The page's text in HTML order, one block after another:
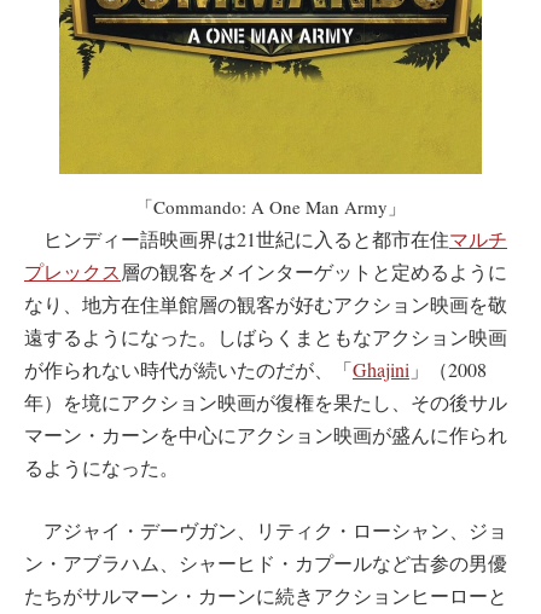
「Commando: A One Man Army」
ヒンディー語映画界は21世紀に入ると都市在住マルチ
プレックス層の観客をメインターゲットと定めるように
なり、地方在住単館層の観客が好むアクション映画を敬
遠するようになった。しばらくまともなアクション映画
が作られない時代が続いたのだが、「Ghajini 」（2008
年）を境にアクション映画が復権を果たし、その後サル
マーン・カーンを中心にアクション映画が盛んに作られ
るようになった。
アジャイ・デーヴガン、リティク・ローシャン、ジョ
ン・アブラハム、シャーヒド・カプールなど古参の男優
たちがサルマーン・カーンに続きアクションヒーローと